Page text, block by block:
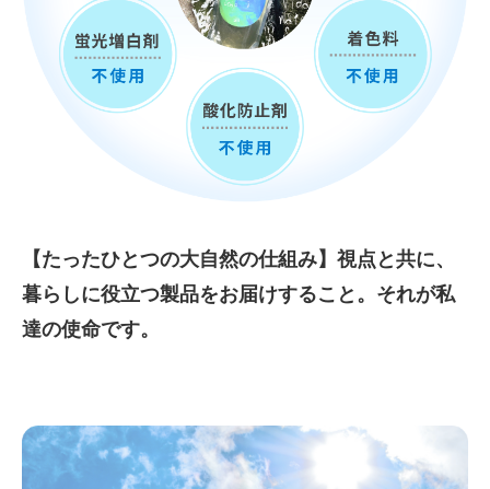
【たったひとつの大自然の仕組み】視点と共に、
暮らしに役立つ製品をお届けすること。それが私
達の使命です。